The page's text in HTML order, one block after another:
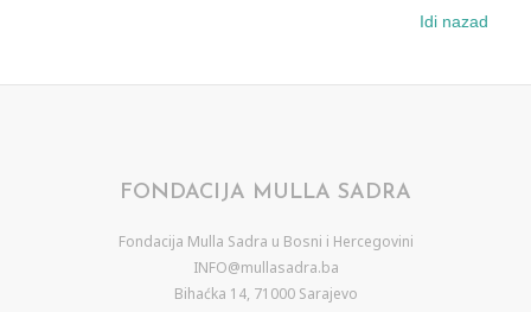
Idi nazad
FONDACIJA MULLA SADRA
Fondacija Mulla Sadra u Bosni i Hercegovini
INFO@mullasadra.ba
Bihaćka 14, 71000 Sarajevo